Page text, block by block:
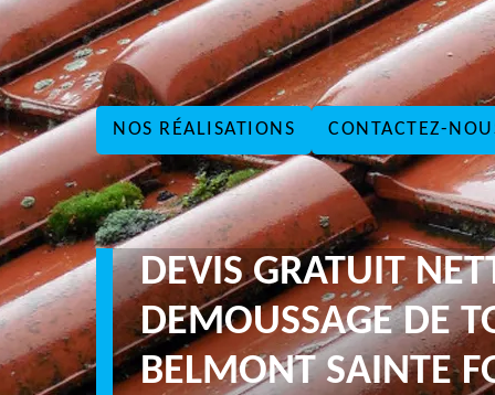
NOS RÉALISATIONS CONTACTEZ-
DEVIS GRATUIT
DEMOUSSAGE DE
BELMONT SAINTE